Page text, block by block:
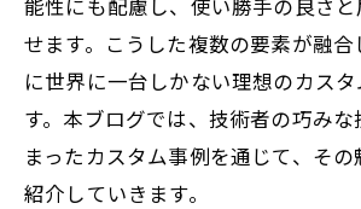
せます。こうした複数の要素が融合
に世界に一台しかない理想のカス
す。本ブログでは、技術者の巧み
まったカスタム事例を通じて、そ
紹介していきます。